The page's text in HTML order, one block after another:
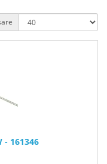
- 161346